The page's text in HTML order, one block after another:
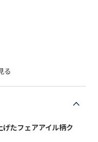
る
たフェアアイル柄ク